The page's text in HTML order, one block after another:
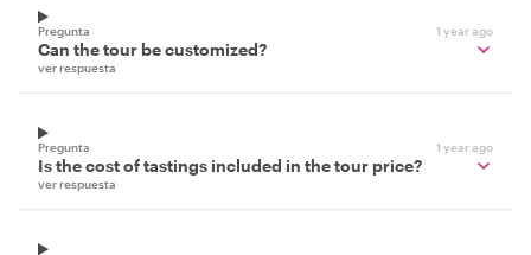
Pregunta 1 year ago
Can the tour be customized?
ver respuesta
Pregunta 1 year ago
Is the cost of tastings included in the tour price?
ver respuesta